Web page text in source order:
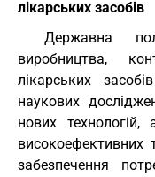
лікарських засобів
Державна
виробництва,
лікарських
наукових
нових
високоефективних
забезпечення